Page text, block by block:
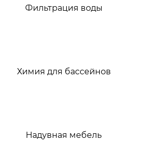
Фильтрация воды
Химия для бассейнов
Надувная мебель